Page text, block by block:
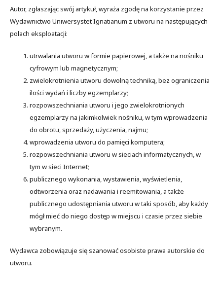
Autor, zgłaszając swój artykuł, wyraża zgodę na korzystanie przez
Wydawnictwo Uniwersystet Ignatianum z utworu na następujących
polach eksploatacji:
utrwalania utworu w formie papierowej, a także na nośniku
cyfrowym lub magnetycznym;
zwielokrotnienia utworu dowolną techniką, bez ograniczenia
ilości wydań i liczby egzemplarzy;
rozpowszechniania utworu i jego zwielokrotnionych
egzemplarzy na jakimkolwiek nośniku, w tym wprowadzenia
do obrotu, sprzedaży, użyczenia, najmu;
wprowadzenia utworu do pamięci komputera;
rozpowszechniania utworu w sieciach informatycznych, w
tym w sieci Internet;
publicznego wykonania, wystawienia, wyświetlenia,
odtworzenia oraz nadawania i reemitowania, a także
publicznego udostępniania utworu w taki sposób, aby każdy
mógł mieć do niego dostęp w miejscu i czasie przez siebie
wybranym.
Wydawca zobowiązuje się szanować osobiste prawa autorskie do
utworu.